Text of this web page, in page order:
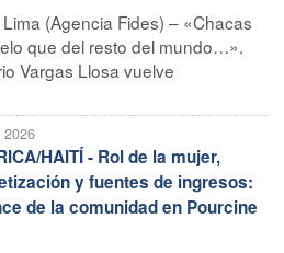
(Agencia Fides) – «Chacas
que del resto del mundo…».
Vargas Llosa vuelve
2026
HAITÍ - Rol de la mujer,
y fuentes de ingresos:
de la comunidad en Pourcine